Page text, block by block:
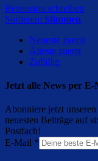
Rezension schreiben
Sortieren: Stimmen
Neueste zuerst
Älteste zuerst
Zufällig
Jetzt alle News per
Abonniere jetzt
neuesten Beiträge auf
Postfach!
E-Mail *